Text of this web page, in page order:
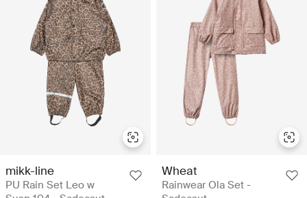
mikk-line
PU Rain Set Leo w
Wheat
Rainwear Ola Set -